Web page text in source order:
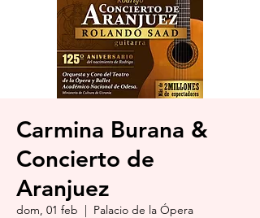
Carmina Burana &
Concierto de
Aranjuez
dom, 01 feb
  |
Palacio de la Ópera